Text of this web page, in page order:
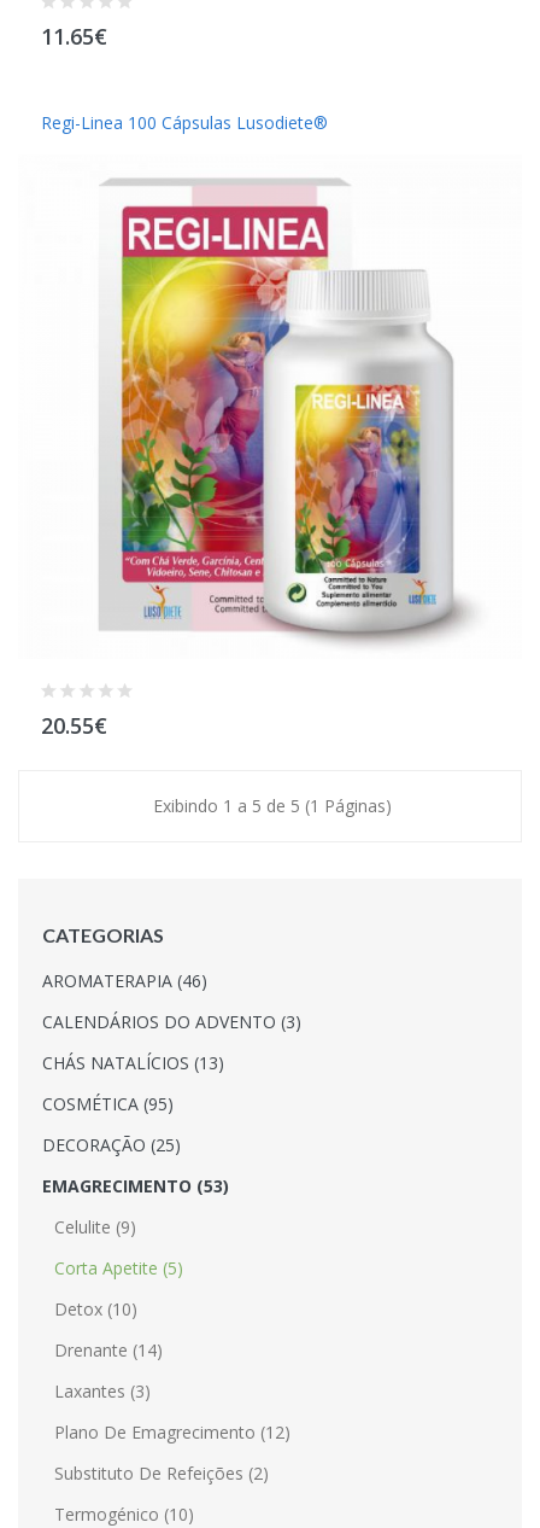
CATEGORIAS
AROMATERAPIA (46)
CALENDÁRIOS DO ADVENTO (3)
CHÁS NATALÍCIOS (13)
COSMÉTICA (95)
DECORAÇÃO (25)
EMAGRECIMENTO (53)
Celulite (9)
Corta Apetite (5)
Detox (10)
Drenante (14)
Laxantes (3)
Plano De Emagrecimento (12)
Substituto De Refeições (2)
Termogénico (10)
11.65€
Regi-Linea 100 Cápsulas Lusodiete®
20.55€
Exibindo 1 a 5 de 5 (1 Páginas)